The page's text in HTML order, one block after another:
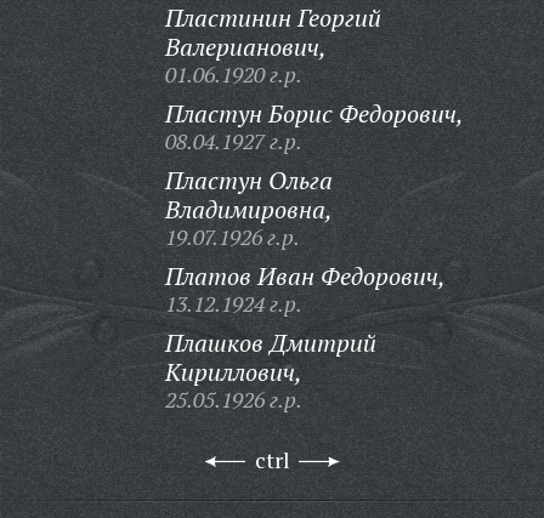
Пластинин Георгий
Валерианович,
01.06.1920 г.р.
Пластун Борис Федорович,
08.04.1927 г.р.
Пластун Ольга
Владимировна,
19.07.1926 г.р.
Платов Иван Федорович,
13.12.1924 г.р.
Плашков Дмитрий
Кириллович,
25.05.1926 г.р.
ctrl